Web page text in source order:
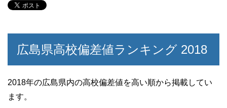
広島県高校偏差値ランキング 2018
2018年の広島県内の高校偏差値を高い順から掲載してい
ます。